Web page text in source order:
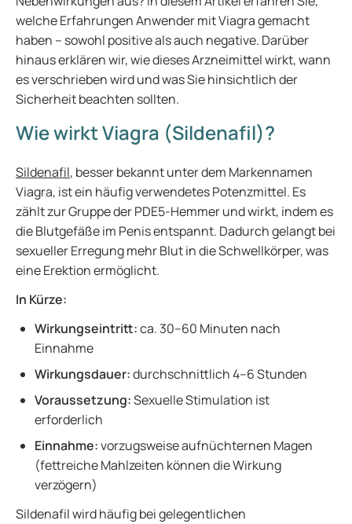
welche Erfahrungen Anwender mit Viagra gemacht
haben – sowohl positive als auch negative. Darüber
hinaus erklären wir, wie dieses Arzneimittel wirkt, wann
es verschrieben wird und was Sie hinsichtlich der
Sicherheit beachten sollten.
Wie wirkt Viagra (Sildenafil)?
Sildenafil, besser bekannt unter dem Markennamen
Viagra, ist ein häufig verwendetes Potenzmittel. Es
zählt zur Gruppe der PDE5-Hemmer und wirkt, indem es
die Blutgefäße im Penis entspannt. Dadurch gelangt bei
sexueller Erregung mehr Blut in die Schwellkörper, was
eine Erektion ermöglicht.
In Kürze:
Wirkungseintritt:ca. 30–60 Minuten nach
Einnahme
Wirkungsdauer:durchschnittlich 4–6 Stunden
Voraussetzung:Sexuelle Stimulation ist
erforderlich
Einnahme:vorzugsweise aufnüchternen Magen
(fettreiche Mahlzeiten können die Wirkung
verzögern)
Sildenafil wird häufig bei gelegentlichen